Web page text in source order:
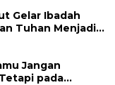
Gelar Ibadah
Tuhan Menjadi
Jangan
pada